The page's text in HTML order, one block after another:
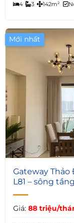
4 3 142m²
Mới nhất
6
Gateway
L81 – sông
Giá: 88 triệu/